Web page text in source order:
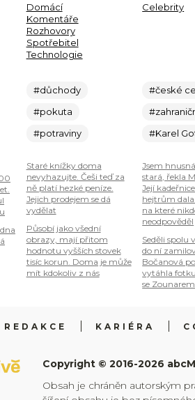
Domácí
Komentáře
Rozhovory
Spotřebitel
Technologie
#důchody
#pokuta
#potraviny
Staré knížky doma
nevyhazujte. Češi teď za
ně platí hezké peníze.
Jejich prodejem se dá
vydělat
Působí jako všední
obrazy, mají přitom
hodnotu vyšších stovek
tisíc korun. Doma je může
mít kdokoliv z nás
Celebrity
#české
#Karel
Jsem
stará, řekla
Její
hejtrům
na které
neodpověděl
Seděli spolu
do ní
Bočanová
vytáhla
se Zounarem
REDAKCE KARIÉRA
Copyright © 2016-2026
Obsah je chráněn autorským